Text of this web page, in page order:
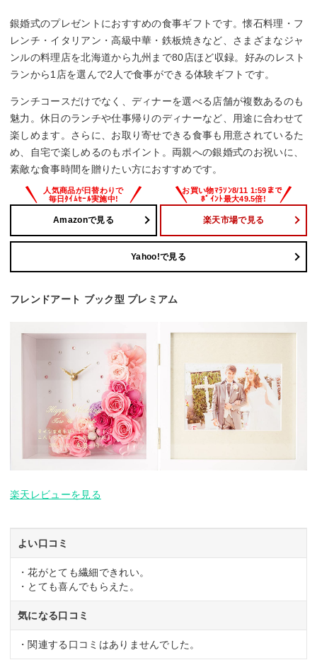
銀婚式のプレゼントにおすすめの食事ギフトです。懐石料理・フ
レンチ・イタリアン・高級中華・鉄板焼きなど、さまざまなジャ
ンルの料理店を北海道から九州まで80店ほど収録。好みのレスト
ランから1店を選んで2人で食事ができる体験ギフトです。
ランチコースだけでなく、ディナーを選べる店舗が複数あるのも
魅力。休日のランチや仕事帰りのディナーなど、用途に合わせて
楽しめます。さらに、お取り寄せできる食事も用意されているた
め、自宅で楽しめるのもポイント。両親への銀婚式のお祝いに、
素敵な食事時間を贈りたい方におすすめです。
Amazonで見る 楽天市場で見る
Yahoo!で見る
フレンドアート ブック型 プレミアム
楽天レビューを見る
よい口コミ
・花がとても繊細できれい。
・とても喜んでもらえた。
気になる口コミ
・関連する口コミはありませんでした。